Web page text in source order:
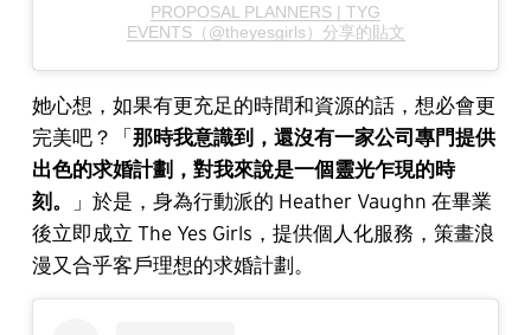
PROPOSAL PLANNERS | TYG
EVENTS（@theyesgirls）分享的貼文
她心想，如果有更充足的時間和資源的話，想必會更
完美吧？「那時我意識到，還沒有一家公司專門提供
出色的求婚計劃，對我來說是一個靈光乍現的時
刻。
」於是，身為行動派的 Heather Vaughn 在畢業
後立即成立 The Yes Girls，提供個人化服務，策畫浪
漫又合乎客戶理想的求婚計劃。